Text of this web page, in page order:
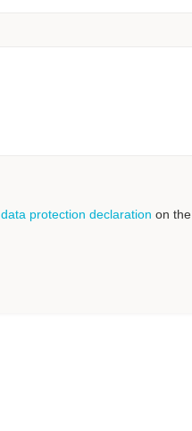
data protection declaration on the